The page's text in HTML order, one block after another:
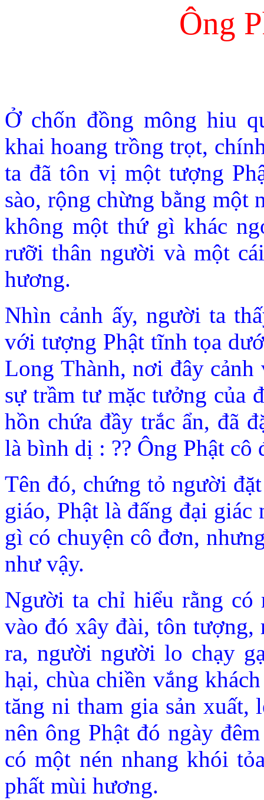
Ông
Ở chốn đồng mông hiu
khai hoang trồng trọt,
ta đã tôn vị một tượng
sào, rộng chừng bằng một
không một thứ gì khác
rưỡi thân người và một
hương.
Nhìn cảnh ấy, người ta
với tượng Phật tĩnh tọa
Long Thành, nơi đây
sự trầm tư mặc tưởng của
hồn chứa đầy trắc ẩn, đã
là bình dị : ?? Ông Phật cô
Tên đó, chứng tỏ người
giáo, Phật là đấng đại
gì có chuyện cô đơn,
như vậy.
Người ta chỉ hiểu rằng
vào đó xây đài, tôn tượng,
ra, người người lo chạy
hại, chùa chiền vắng
tăng ni tham gia sản xuất,
nên ông Phật đó ngày
có một nén nhang khói
phất mùi hương.